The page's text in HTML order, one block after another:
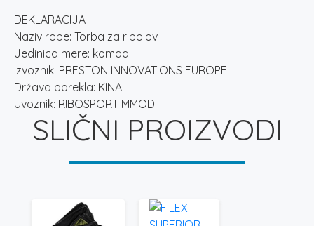
DEKLARACIJA
Naziv robe: Torba za ribolov
Jedinica mere: komad
Izvoznik: PRESTON INNOVATIONS EUROPE
Država porekla: KINA
Uvoznik: RIBOSPORT MMOD
SLIČNI PROIZVODI